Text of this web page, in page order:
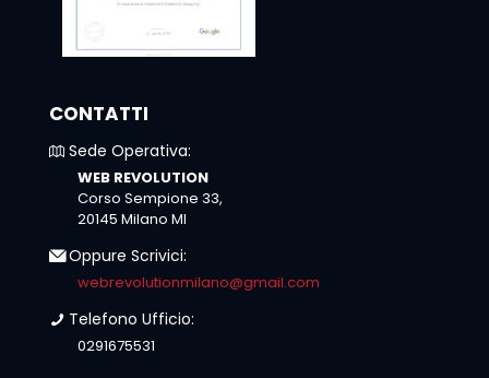
CONTATTI
Sede Operativa:
WEB REVOLUTION
Corso Sempione 33,
20145 Milano MI
Oppure Scrivici:
webrevolutionmilano@gmail.com
Telefono Ufficio:
0291675531